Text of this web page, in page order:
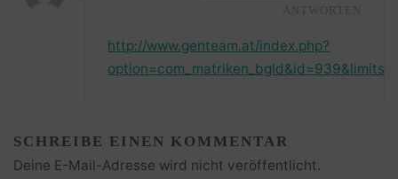
http://www.genteam.at/index.php?
SCHREIBE EINEN KOMMENTAR
Deine E-Mail-Adresse wird nicht veröffentlicht.